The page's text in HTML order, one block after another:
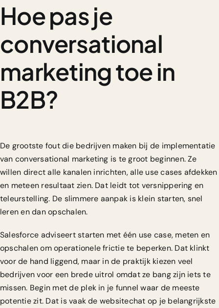
Hoe pas je
conversational
marketing toe in
B2B?
De grootste fout die bedrijven maken bij de implementatie
van conversational marketing is te groot beginnen. Ze
willen direct alle kanalen inrichten, alle use cases afdekken
en meteen resultaat zien. Dat leidt tot versnippering en
teleurstelling. De slimmere aanpak is klein starten, snel
leren en dan opschalen.
Salesforce adviseert starten met één use case, meten en
opschalen om operationele frictie te beperken. Dat klinkt
voor de hand liggend, maar in de praktijk kiezen veel
bedrijven voor een brede uitrol omdat ze bang zijn iets te
missen. Begin met de plek in je funnel waar de meeste
potentie zit. Dat is vaak de websitechat op je belangrijkste